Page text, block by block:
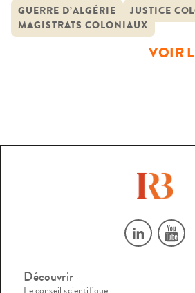
histoire se définit, notamment, comme
suffisamment proche pour que des
vivants et puissent être interrogés.
GUERRE D’ALGÉRIE
JUSTICE
MAGISTRATS COLONIAUX
VOIR
Découvrir